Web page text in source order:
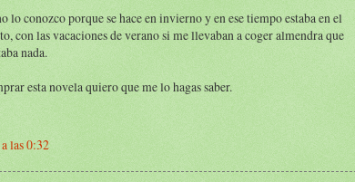
lo conozco porque se hace en invierno y en ese tiempo estaba en el
con las vacaciones de verano si me llevaban a coger almendra que
nada.
esta novela quiero que me lo hagas saber.
las 0:32